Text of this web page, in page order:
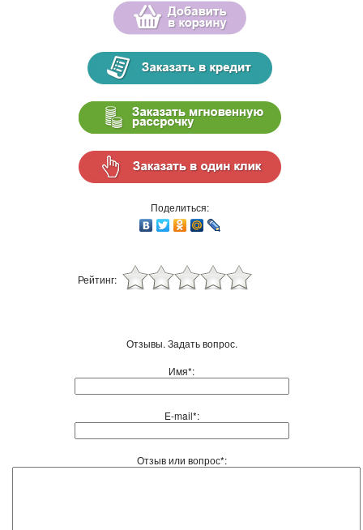
Поделиться:
Рейтинг:
Отзывы. Задать вопрос.
Имя*:
E-mail*:
Отзыв или вопрос*: